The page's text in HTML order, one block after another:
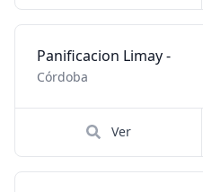
Panificacion Limay -
Córdoba
Ver